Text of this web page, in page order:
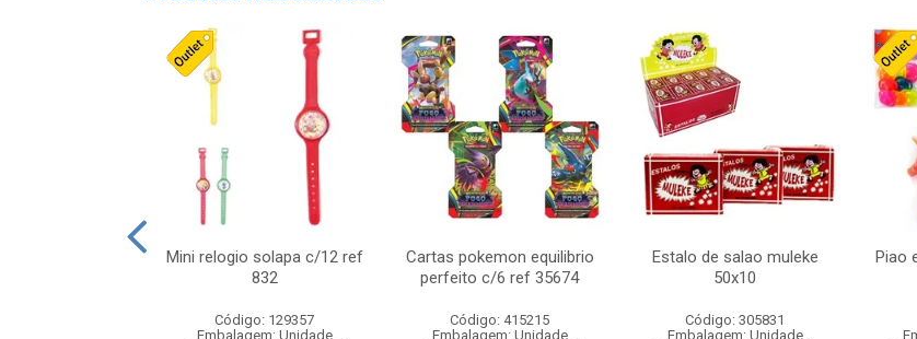
Mini relogio solapa c/12 ref
832
Código: 129357
Embalagem: Unidade
Cartas pokemon equilibrio
perfeito c/6 ref 35674
Código: 415215
Embalagem: Unidade
Estalo de salao muleke
50x10
Código: 305831
Embalagem: Unidade
Piao